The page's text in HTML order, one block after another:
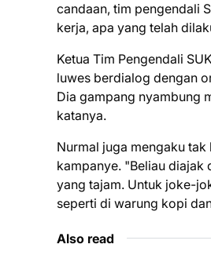
candaan, tim pengendali
kerja, apa yang telah
Ketua Tim Pengendali
luwes berdialog dengan
Dia gampang nyambung
katanya.
Nurmal juga mengaku
kampanye. "Beliau diajak
yang tajam. Untuk joke-
seperti di warung kopi
Also read